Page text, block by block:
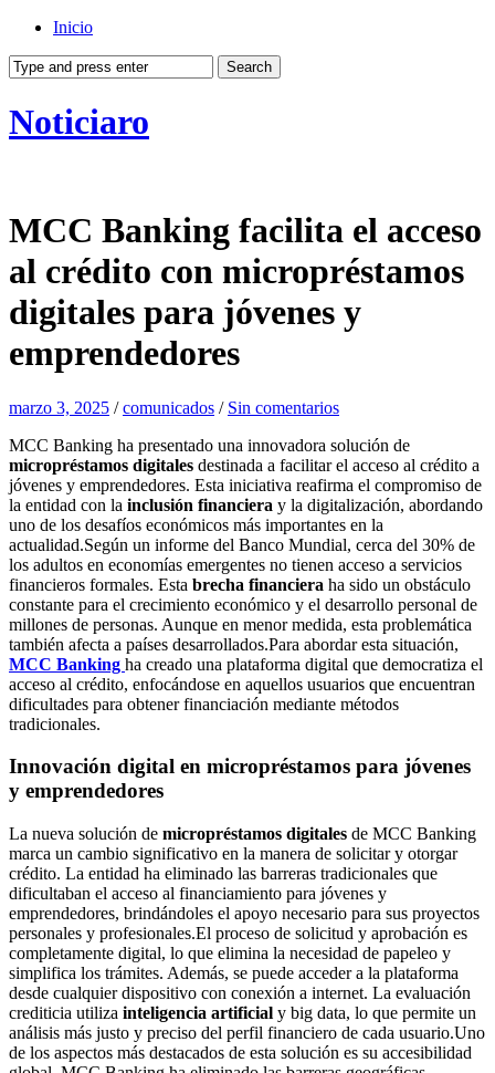
Inicio
Noticiaro
MCC Banking facilita el acceso
al crédito con micropréstamos
digitales para jóvenes y
emprendedores
marzo 3, 2025 /comunicados / Sin comentarios
MCC Banking ha presentado una innovadora solución de
micropréstamos digitales destinada a facilitar el acceso al crédito a
jóvenes y emprendedores. Esta iniciativa reafirma el compromiso de
la entidad con la inclusión financiera y la digitalización, abordando
uno de los desafíos económicos más importantes en la
actualidad.Según un informe del Banco Mundial, cerca del 30% de
los adultos en economías emergentes no tienen acceso a servicios
financieros formales. Esta brecha financiera ha sido un obstáculo
constante para el crecimiento económico y el desarrollo personal de
millones de personas. Aunque en menor medida, esta problemática
también afecta a países desarrollados.Para abordar esta situación,
MCC Banking ha creado una plataforma digital que democratiza el
acceso al crédito, enfocándose en aquellos usuarios que encuentran
dificultades para obtener financiación mediante métodos
tradicionales.
Innovación digital en micropréstamos para jóvenes
y emprendedores
La nueva solución de micropréstamos digitales de MCC Banking
marca un cambio significativo en la manera de solicitar y otorgar
crédito. La entidad ha eliminado las barreras tradicionales que
dificultaban el acceso al financiamiento para jóvenes y
emprendedores, brindándoles el apoyo necesario para sus proyectos
personales y profesionales.El proceso de solicitud y aprobación es
completamente digital, lo que elimina la necesidad de papeleo y
simplifica los trámites. Además, se puede acceder a la plataforma
desde cualquier dispositivo con conexión a internet. La evaluación
crediticia utiliza inteligencia artificial y big data, lo que permite un
análisis más justo y preciso del perfil financiero de cada usuario.Uno
de los aspectos más destacados de esta solución es su accesibilidad